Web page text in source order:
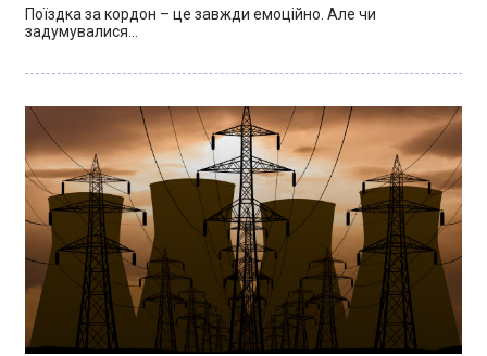
Поїздка за кордон – це завжди емоційно. Але чи
задумувалися…